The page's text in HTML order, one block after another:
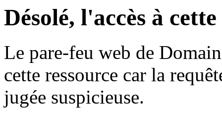
Désolé, l'accès à
Le pare-feu web de
cette ressource car la
jugée suspicieuse.